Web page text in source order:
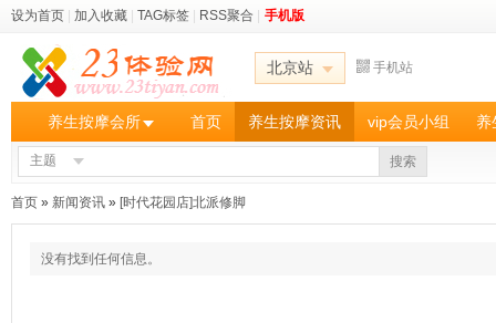
设为首页 加入收藏 TAG标签 RSS聚合 手机版
北京站 手机站
养生按摩会所 首页 养生按摩资讯 vip会员小组 养
主题 搜索
首页 » 新闻资讯 » [时代花园店]北派修脚
没有找到任何信息。